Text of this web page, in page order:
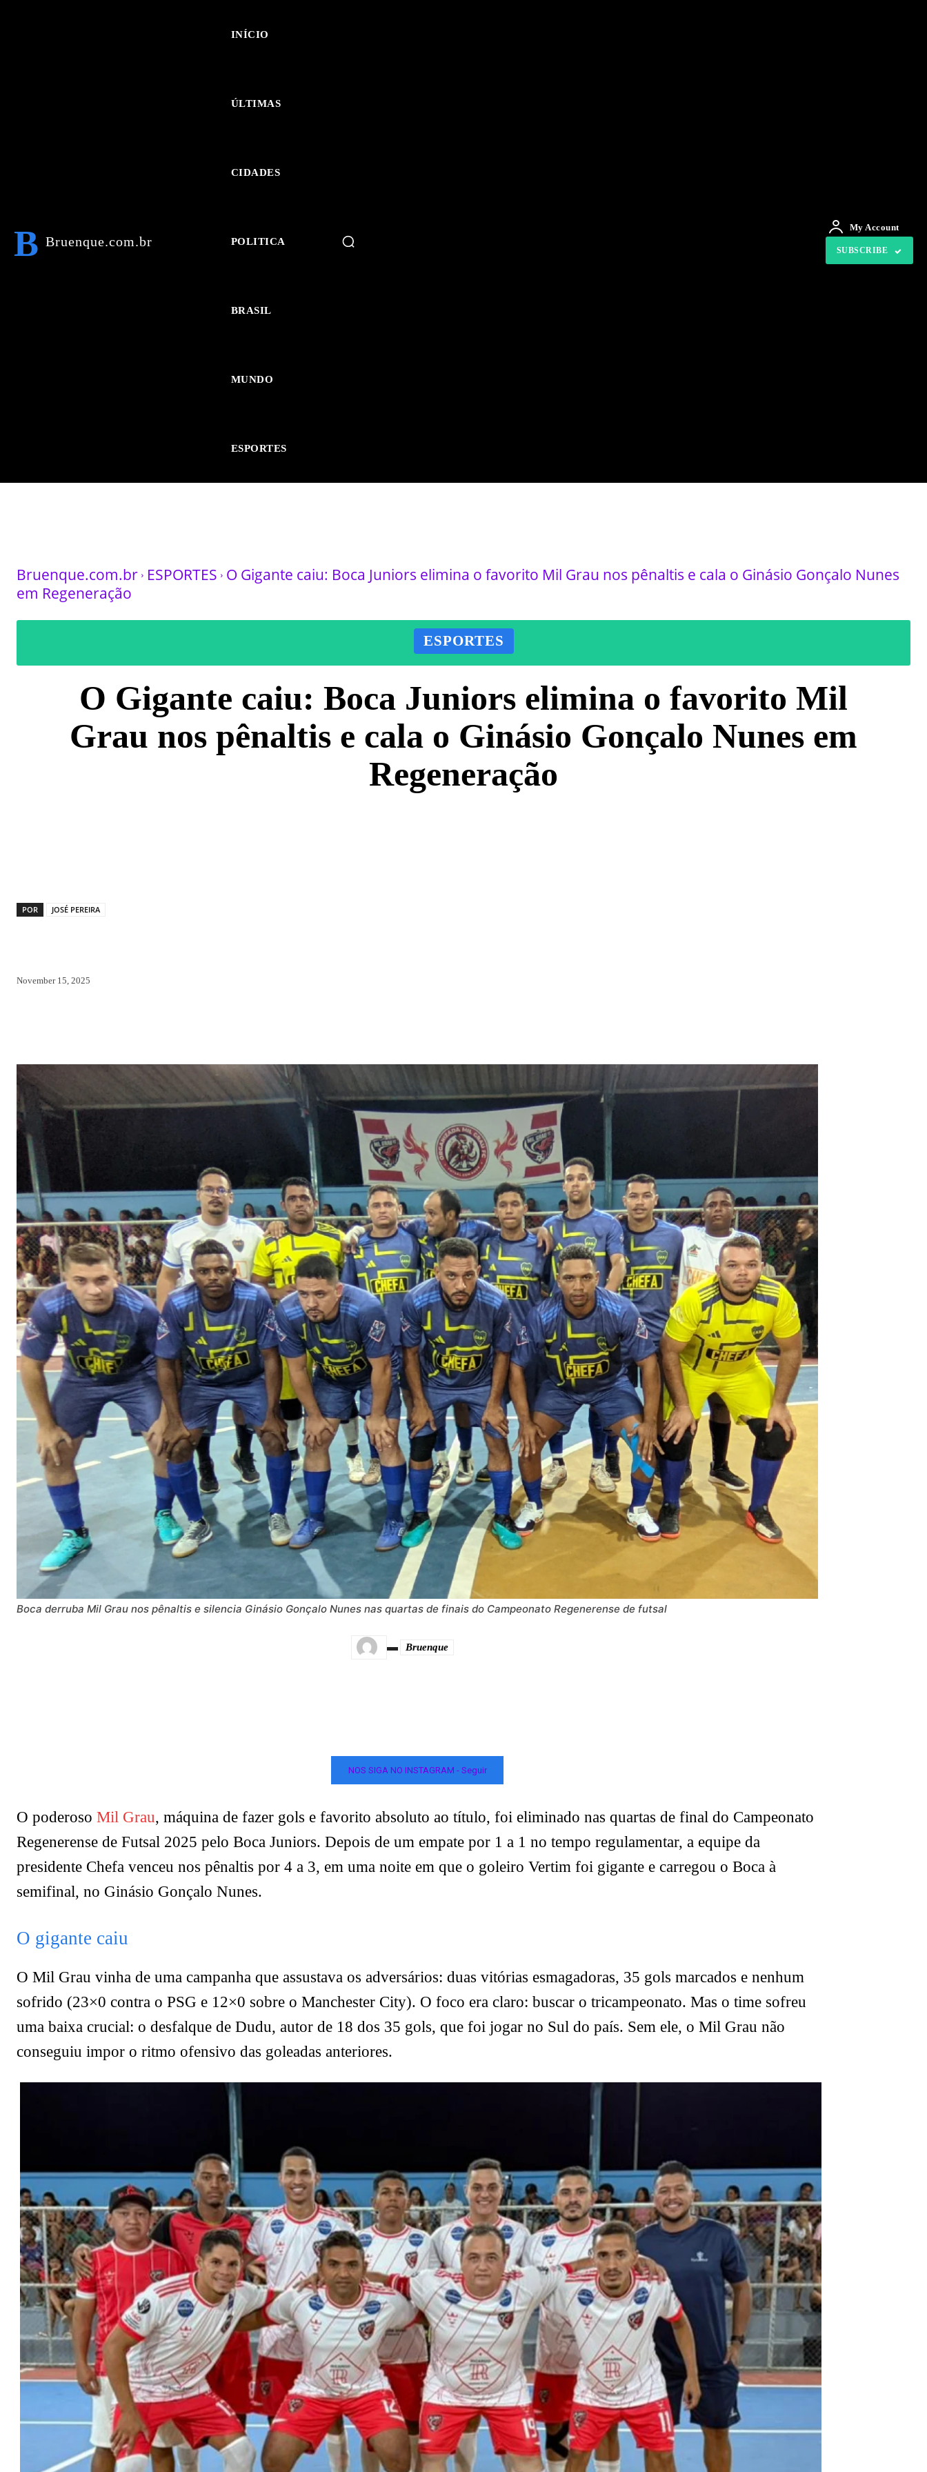
B Bruenque.com.br
INÍCIO
ÚLTIMAS
CIDADES
POLITICA
BRASIL
MUNDO
ESPORTES
My Account
SUBSCRIBE
Bruenque.com.br ESPORTES O Gigante caiu: Boca Juniors elimina o favorito Mil Grau nos pênaltis e cala o Ginásio Gonçalo Nunes
em Regeneração
ESPORTES
O Gigante caiu: Boca Juniors elimina o favorito Mil
Grau nos pênaltis e cala o Ginásio Gonçalo Nunes em
Regeneração
POR JOSÉ PEREIRA
November 15, 2025
Boca derruba Mil Grau nos pênaltis e silencia Ginásio Gonçalo Nunes nas quartas de finais do Campeonato Regenerense de futsal
Bruenque
NOS SIGA NO INSTAGRAM - Seguir
O poderoso Mil Grau, máquina de fazer gols e favorito absoluto ao título, foi eliminado nas quartas de final do Campeonato
Regenerense de Futsal 2025 pelo Boca Juniors. Depois de um empate por 1 a 1 no tempo regulamentar, a equipe da
presidente Chefa venceu nos pênaltis por 4 a 3, em uma noite em que o goleiro Vertim foi gigante e carregou o Boca à
semifinal, no Ginásio Gonçalo Nunes.
O gigante caiu
O Mil Grau vinha de uma campanha que assustava os adversários: duas vitórias esmagadoras, 35 gols marcados e nenhum
sofrido (23×0 contra o PSG e 12×0 sobre o Manchester City). O foco era claro: buscar o tricampeonato. Mas o time sofreu
uma baixa crucial: o desfalque de Dudu, autor de 18 dos 35 gols, que foi jogar no Sul do país. Sem ele, o Mil Grau não
conseguiu impor o ritmo ofensivo das goleadas anteriores.